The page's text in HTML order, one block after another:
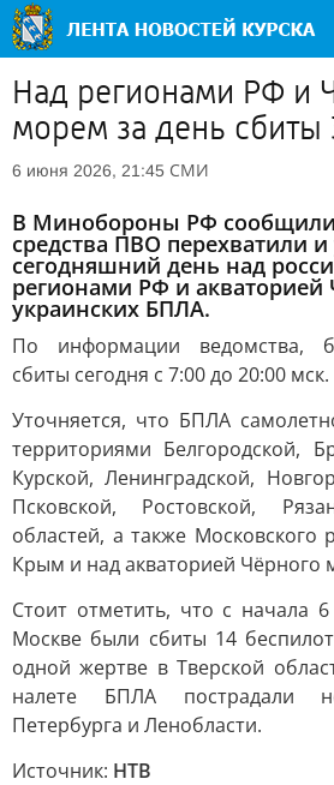
Над регионами РФ и
морем за день
6 июня 2026, 21:45 СМИ
В Минобороны РФ
средства ПВО перехватили
сегодняшний день над
регионами РФ и акваторией
украинских БПЛА.
По информации ведомства,
сбиты сегодня с 7:00 до 20:00 мск.
Уточняется, что БПЛА
территориями Белгородской,
Курской, Ленинградской,
Псковской, Ростовской,
областей, а также Московского
Крым и над акваторией Чёрного
Стоит отметить, что с начала
Москве были сбиты 14
одной жертве в Тверской
налете БПЛА пострадали
Петербурга и Ленобласти.
Источник: НТВ